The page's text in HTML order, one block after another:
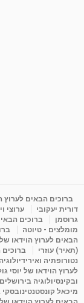
יוסי שר -
רנה רז-גילו -
סודות בתאריך
ינואר זינה
ליסה גרוסמן -
מדיטציה בדמיון
מאת admin 11 שנים
פנינה מתוק -
מדיטציה-
Shahar-vod
ברוכים הבאים לערוץ
דורית יעקובי
ערוצי
גרוסמן
ברוכים
מומלצים - טיוטה
הבאים לערוץ הוידאו
(תאיר) עוזרי
נטורופתיה
לערוץ הוידאו של יוסי
ובקינסיולוגיה בירושלים
מיכאל קונסטנטינובסקי